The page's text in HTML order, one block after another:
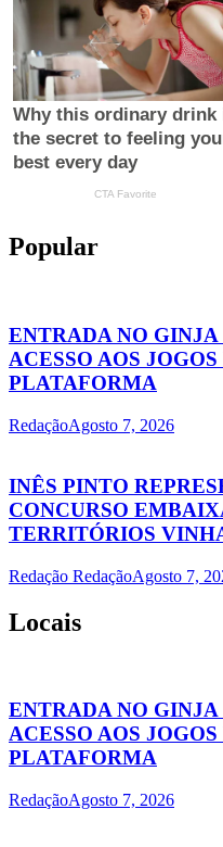
Popular
ENTRADA NO GINJA
ACESSO AOS
PLATAFORMA
RedaçãoAgosto 7, 2026
INÊS PINTO
CONCURSO
TERRITÓRIOS
Redação RedaçãoAgosto 7,
Locais
ENTRADA NO GINJA
ACESSO AOS
PLATAFORMA
RedaçãoAgosto 7, 2026